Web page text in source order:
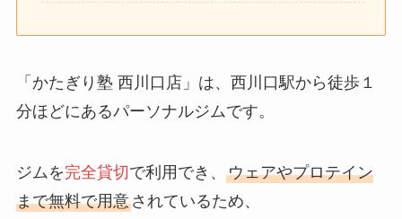
「かたぎり塾 西川口店」は、西川口駅から徒歩１
分ほどにあるパーソナルジムです。
ジムを完全貸切で利用でき、 ウェアやプロテイン
まで無料で用意されているため、